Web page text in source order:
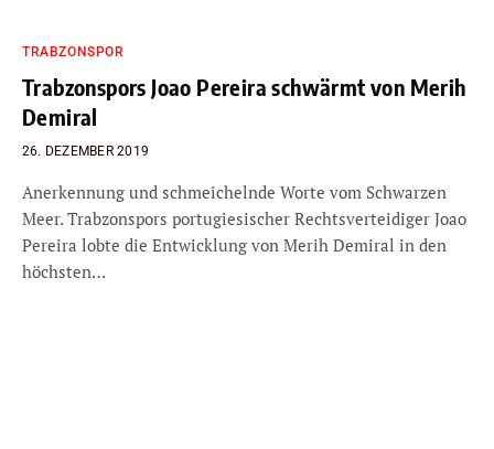
TRABZONSPOR
Trabzonspors Joao Pereira schwärmt von Merih
Demiral
26. DEZEMBER 2019
Anerkennung und schmeichelnde Worte vom Schwarzen
Meer. Trabzonspors portugiesischer Rechtsverteidiger Joao
Pereira lobte die Entwicklung von Merih Demiral in den
höchsten…